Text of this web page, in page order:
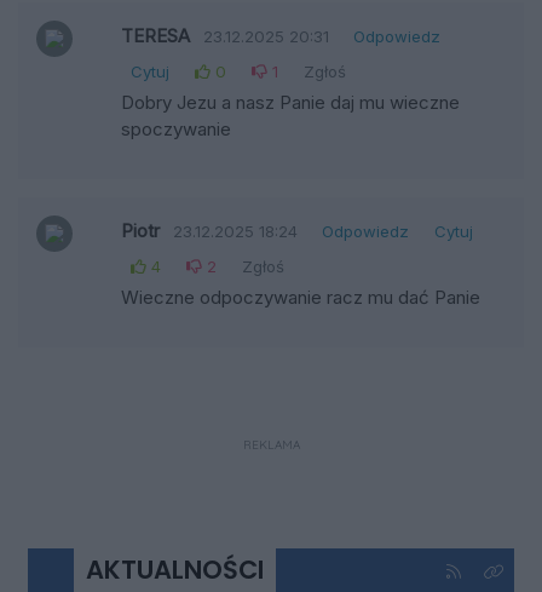
TERESA 23.12.2025 20:31
Odpowiedz
Cytuj
0 1 Zgłoś
Dobry Jezu a nasz Panie daj mu wieczne
spoczywanie
Piotr 23.12.2025 18:24 Odpowiedz
Cytuj
4
2 Zgłoś
Wieczne odpoczywanie racz mu dać Panie
REKLAMA
AKTUALNOŚCI Kliknij aby
Kliknij